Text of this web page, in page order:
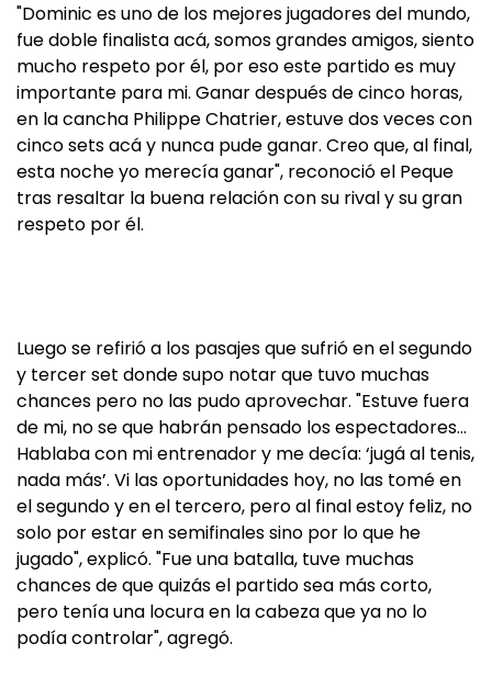
"Dominic es uno de los mejores jugadores del mundo,
fue doble finalista acá, somos grandes amigos, siento
mucho respeto por él, por eso este partido es muy
importante para mi. Ganar después de cinco horas,
en la cancha Philippe Chatrier, estuve dos veces con
cinco sets acá y nunca pude ganar. Creo que, al final,
esta noche yo merecía ganar", reconoció el Peque
tras resaltar la buena relación con su rival y su gran
respeto por él.
Luego se refirió a los pasajes que sufrió en el segundo
y tercer set donde supo notar que tuvo muchas
chances pero no las pudo aprovechar. "Estuve fuera
de mi, no se que habrán pensado los espectadores…
Hablaba con mi entrenador y me decía: ‘jugá al tenis,
nada más’. Vi las oportunidades hoy, no las tomé en
el segundo y en el tercero, pero al final estoy feliz, no
solo por estar en semifinales sino por lo que he
jugado", explicó. "Fue una batalla, tuve muchas
chances de que quizás el partido sea más corto,
pero tenía una locura en la cabeza que ya no lo
podía controlar", agregó.